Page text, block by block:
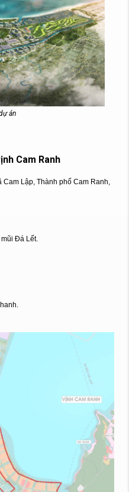
án
Cam Ranh
Lập, Thành phố Cam Ranh,
Đá Lết.